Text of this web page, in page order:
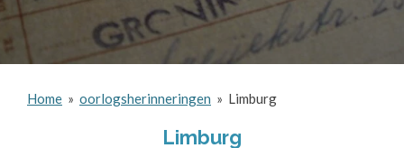
Home » oorlogsherinneringen » Limburg
Limburg